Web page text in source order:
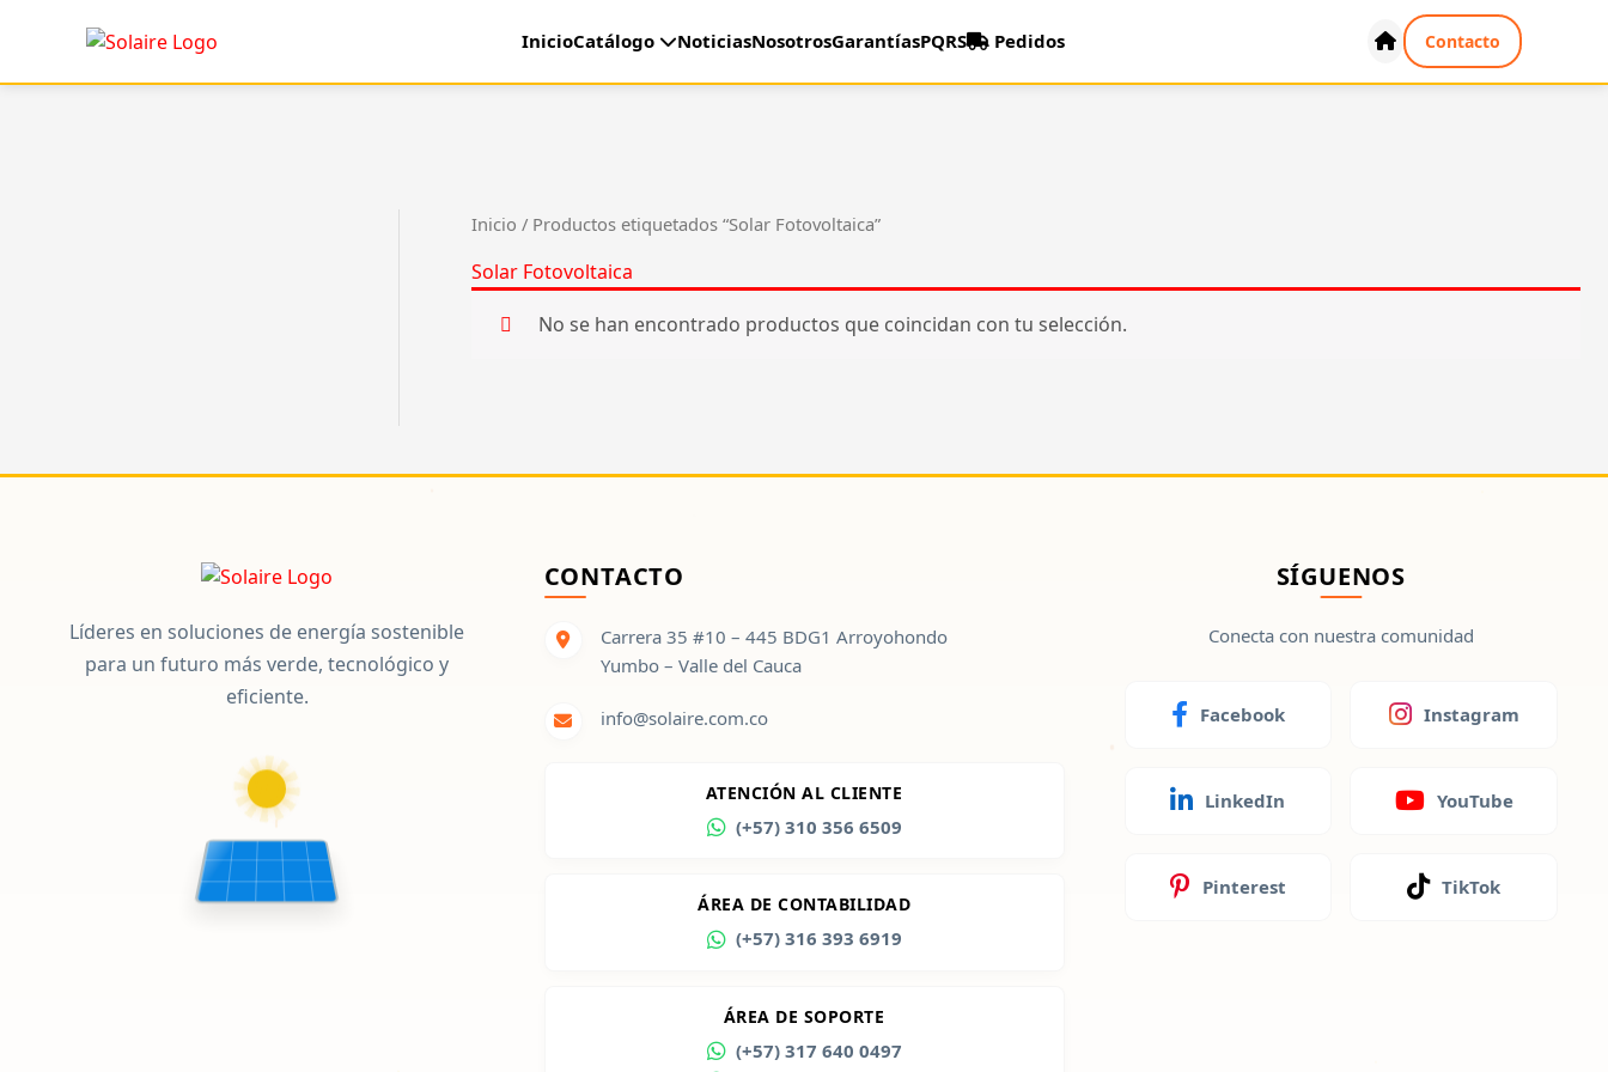
InicioCatálogo NoticiasNosotrosGarantíasPQRS Pedidos Contacto
Inicio / Productos etiquetados “Solar Fotovoltaica”
Solar Fotovoltaica
No se han encontrado productos que coincidan con tu selección.
Líderes en soluciones de energía sostenible
para un futuro más verde, tecnológico y
eficiente.
CONTACTO
Carrera 35 #10 – 445 BDG1 Arroyohondo
Yumbo – Valle del Cauca
info@solaire.com.co
ATENCIÓN AL CLIENTE
(+57) 310 356 6509
ÁREA DE CONTABILIDAD
(+57) 316 393 6919
ÁREA DE SOPORTE
(+57) 317 640 0497
SÍGUENOS
Conecta con nuestra comunidad
Facebook Instagram
LinkedIn YouTube
Pinterest TikTok